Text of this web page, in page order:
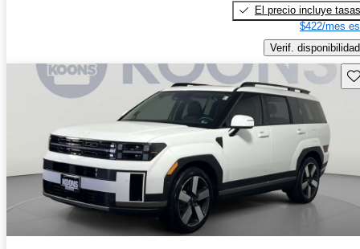
El precio incluye tasas
$422/mes
Verif. disponibilidad